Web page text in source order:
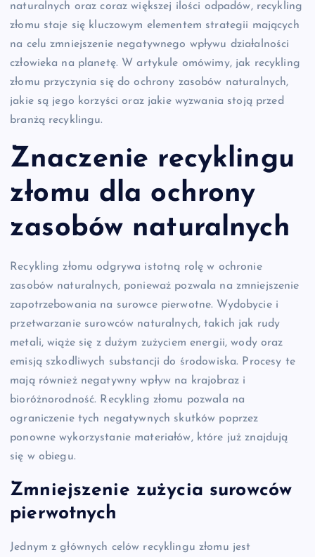
naturalnych oraz coraz większej ilości odpadów, recykling
złomu staje się kluczowym elementem strategii mających
na celu zmniejszenie negatywnego wpływu działalności
człowieka na planetę. W artykule omówimy, jak recykling
złomu przyczynia się do ochrony zasobów naturalnych,
jakie są jego korzyści oraz jakie wyzwania stoją przed
branżą recyklingu.
Znaczenie recyklingu
złomu dla ochrony
zasobów naturalnych
Recykling złomu odgrywa istotną rolę w ochronie
zasobów naturalnych, ponieważ pozwala na zmniejszenie
zapotrzebowania na surowce pierwotne. Wydobycie i
przetwarzanie surowców naturalnych, takich jak rudy
metali, wiąże się z dużym zużyciem energii, wody oraz
emisją szkodliwych substancji do środowiska. Procesy te
mają również negatywny wpływ na krajobraz i
bioróżnorodność. Recykling złomu pozwala na
ograniczenie tych negatywnych skutków poprzez
ponowne wykorzystanie materiałów, które już znajdują
się w obiegu.
Zmniejszenie zużycia surowców
pierwotnych
Jednym z głównych celów recyklingu złomu jest